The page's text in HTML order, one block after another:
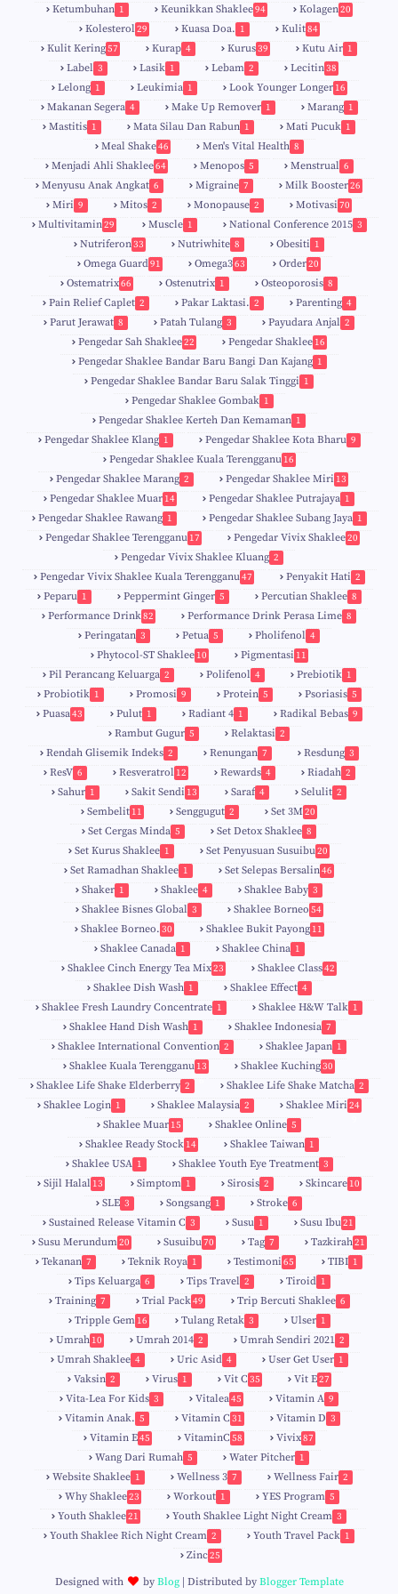
Ketumbuhan 1 Keunikkan Shaklee94 Kolagen20
Kolesterol29 Kuasa Doa. 1 Kulit84
Kulit Kering57 Kurap 4 Kurus39 Kutu Air 1
Label 3 Lasik 1 Lebam 2 Lecitin38
Lelong 1 Leukimia 1 Look Younger Longer 16
Makanan Segera 4 Make Up Remover 1 Marang 1
Mastitis 1 Mata Silau Dan Rabun 1 Mati Pucuk 1
Meal Shake46 Men's Vital Health 8
Menjadi Ahli Shaklee64 Menopos 5 Menstrual 6
Menyusu Anak Angkat 6 Migraine 7 Milk Booster26
Miri 9 Mitos 2 Monopause 2 Motivasi 70
Multivitamin29 Muscle 1 National Conference 2015 3
Nutriferon33 Nutriwhite 8 Obesiti 1
Omega Guard91 Omega363 Order20
Ostematrix66 Ostenutrix 1 Osteoporosis 8
Pain Relief Caplet 2 Pakar Laktasi. 2 Parenting 4
Parut Jerawat 8 Patah Tulang 3 Payudara Anjal 2
Pengedar Sah Shaklee22
9
Pengedar Shaklee 16
5
Pengedar Shaklee Bandar Baru Bangi Dan Kajang 1
Pengedar Shaklee Bandar Baru Salak Tinggi 1
Pengedar Shaklee Gombak 1
Pengedar Shaklee Kerteh Dan Kemaman 1
Pengedar Shaklee Klang 1 Pengedar Shaklee Kota Bharu 9
Pengedar Shaklee Kuala Terengganu 16
4
Pengedar Shaklee Marang 2 Pengedar Shaklee Miri 13
1
Pengedar Shaklee Muar 14
0
Pengedar Shaklee Putrajaya 1
Pengedar Shaklee Rawang 1 Pengedar Shaklee Subang Jaya 1
Pengedar Shaklee Terengganu 17 Pengedar Vivix Shaklee20
Pengedar Vivix Shaklee Kluang 2
Pengedar Vivix Shaklee Kuala Terengganu47 Penyakit Hati 2
Peparu 1 Peppermint Ginger 5 Percutian Shaklee 8
Performance Drink82 Performance Drink Perasa Lime 8
Peringatan 3 Petua 5 Pholifenol 4
Phytocol-ST Shaklee 10 Pigmentasi 11
Pil Perancang Keluarga 2 Polifenol 4 Prebiotik 1
Probiotik 1 Promosi 9 Protein 5 Psoriasis 5
Puasa43 Pulut 1 Radiant 4 1 Radikal Bebas 9
Rambut Gugur 5 Relaktasi 2
Rendah Glisemik Indeks 2 Renungan 7 Resdung 3
ResV 6 Resveratrol 12 Rewards 4 Riadah 2
Sahur 1 Sakit Sendi 13 Saraf 4 Selulit 2
Sembelit 11 Senggugut 2 Set 3M20
Set Cergas Minda 5 Set Detox Shaklee 8
Set Kurus Shaklee 1 Set Penyusuan Susuibu20
Set Ramadhan Shaklee 1 Set Selepas Bersalin46
Shaker 1 Shaklee 4 Shaklee Baby 3
Shaklee Bisnes Global 3 Shaklee Borneo 54
Shaklee Borneo. 30 Shaklee Bukit Payong 11
Shaklee Canada 1 Shaklee China 1
Shaklee Cinch Energy Tea Mix23 Shaklee Class42
Shaklee Dish Wash 1 Shaklee Effect 4
Shaklee Fresh Laundry Concentrate 1 Shaklee H&W Talk 1
Shaklee Hand Dish Wash 1 Shaklee Indonesia 7
Shaklee International Convention 2 Shaklee Japan 1
Shaklee Kuala Terengganu 13
Shaklee Kuching30
Shaklee Life Shake Elderberry 2 Shaklee Life Shake Matcha 2
Shaklee Login 1 Shaklee Malaysia 2 Shaklee Miri 24
Shaklee Muar 15
8
Shaklee Online 5
Shaklee Ready Stock 14 Shaklee Taiwan 1
Shaklee USA 1 Shaklee Youth Eye Treatment 3
Sijil Halal 13 Simptom 1 Sirosis 2 Skincare 10
SLE 3 Songsang 1 Stroke 6
Sustained Release Vitamin C 3 Susu 1 Susu Ibu21
0
Susu Merundum20
Susuibu70 Tag 7 Tazkirah21
7
Tekanan 7 Teknik Roya 1 Testimoni 65
5
TIBI 1
Tips Keluarga 6 Tips Travel 2 Tiroid 1
Training 7 Trial Pack49 Trip Bercuti Shaklee 6
Tripple Gem 16 Tulang Retak 3 Ulser 1
Umrah 10 Umrah 2014 2 Umrah Sendiri 2021 2
Umrah Shaklee 4 Uric Asid 4 User Get User 1
Vaksin 2 Virus 1 Vit C 35 Vit E27
Vita-Lea For Kids 3 Vitalea45 Vitamin A 9
Vitamin Anak. 5 Vitamin C 31 Vitamin D 3
Vitamin E45 VitaminC 58 Vivix87
Wang Dari Rumah 5 Water Pitcher 1
Website Shaklee 1 Wellness 3 7 Wellness Fair 2
Why Shaklee23 Workout 1 YES Program 5
Youth Shaklee21 Youth Shaklee Light Night Cream 3
Youth Shaklee Rich Night Cream 2 Youth Travel Pack 1
Zinc25
Designed with by Blog| Distributed by Blogger Template